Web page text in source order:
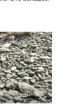
просмотров